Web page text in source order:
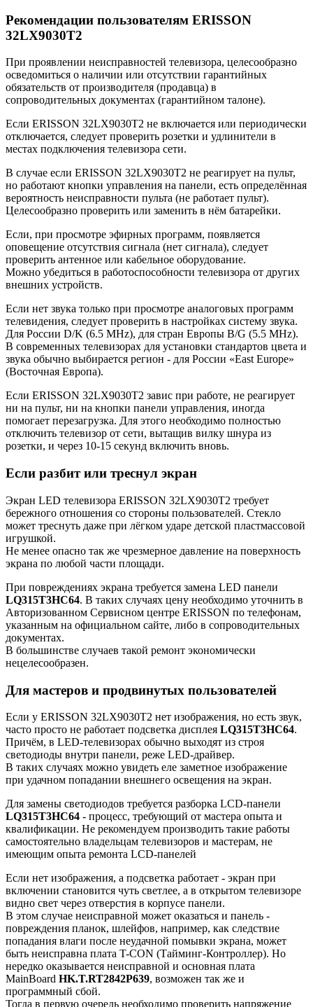
Рекомендации пользователям ERISSON
32LX9030T2
При проявлении неисправностей телевизора, целесообразно
осведомиться о наличии или отсутствии гарантийных
обязательств от производителя (продавца) в
сопроводительных документах (гарантийном талоне).
Если ERISSON 32LX9030T2 не включается или периодически
отключается, следует проверить розетки и удлинители в
местах подключения телевизора сети.
В случае если ERISSON 32LX9030T2 не реагирует на пульт,
но работают кнопки управления на панели, есть определённая
вероятность неисправности пульта (не работает пульт).
Целесообразно проверить или заменить в нём батарейки.
Если, при просмотре эфирных программ, появляется
оповещение отсутствия сигнала (нет сигнала), следует
проверить антенное или кабельное оборудование.
Можно убедиться в работоспособности телевизора от других
внешних устройств.
Если нет звука только при просмотре аналоговых программ
телевидения, следует проверить в настройках систему звука.
Для России D/K (6.5 MHz), для стран Европы B/G (5.5 MHz).
В современных телевизорах для установки стандартов цвета и
звука обычно выбирается регион - для России «East Europe»
(Восточная Европа).
Если ERISSON 32LX9030T2 завис при работе, не реагирует
ни на пульт, ни на кнопки панели управления, иногда
помогает перезагрузка. Для этого необходимо полностью
отключить телевизор от сети, вытащив вилку шнура из
розетки, и через 10-15 секунд включить вновь.
Если разбит или треснул экран
Экран LED телевизора ERISSON 32LX9030T2 требует
бережного отношения со стороны пользователей. Стекло
может треснуть даже при лёгком ударе детской пластмассовой
игрушкой.
Не менее опасно так же чрезмерное давление на поверхность
экрана по любой части площади.
При повреждениях экрана требуется замена LED панели
LQ315T3HC64. В таких случаях цену необходимо уточнить в
Авторизованном Сервисном центре ERISSON по телефонам,
указанным на официальном сайте, либо в сопроводительных
документах.
В большинстве случаев такой ремонт экономически
нецелесообразен.
Для мастеров и продвинутых пользователей
Если у ERISSON 32LX9030T2 нет изображения, но есть звук,
часто просто не работает подсветка дисплея LQ315T3HC64.
Причём, в LED-телевизорах обычно выходят из строя
светодиоды внутри панели, реже LED-драйвер.
В таких случаях можно увидеть еле заметное изображение
при удачном попадании внешнего освещения на экран.
Для замены светодиодов требуется разборка LCD-панели
LQ315T3HC64 - процесс, требующий от мастера опыта и
квалификации. Не рекомендуем производить такие работы
самостоятельно владельцам телевизоров и мастерам, не
имеющим опыта ремонта LCD-панелей
Если нет изображения, а подсветка работает - экран при
включении становится чуть светлее, а в открытом телевизоре
видно свет через отверстия в корпусе панели.
В этом случае неисправной может оказаться и панель -
повреждения планок, шлейфов, например, как следствие
попадания влаги после неудачной помывки экрана, может
быть неисправна плата T-CON (Тайминг-Контроллер). Но
нередко оказывается неисправной и основная плата
MainBoard HK.T.RT2842P639, возможен так же и
программный сбой.
Тогда в первую очередь необходимо проверить напряжение